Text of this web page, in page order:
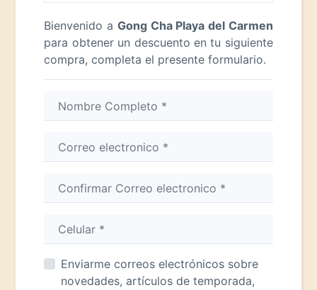
Bienvenido a Gong Cha Playa del Carmen
para obtener un descuento en tu siguiente
compra, completa el presente formulario.
Enviarme correos electrónicos sobre
novedades, artículos de temporada,